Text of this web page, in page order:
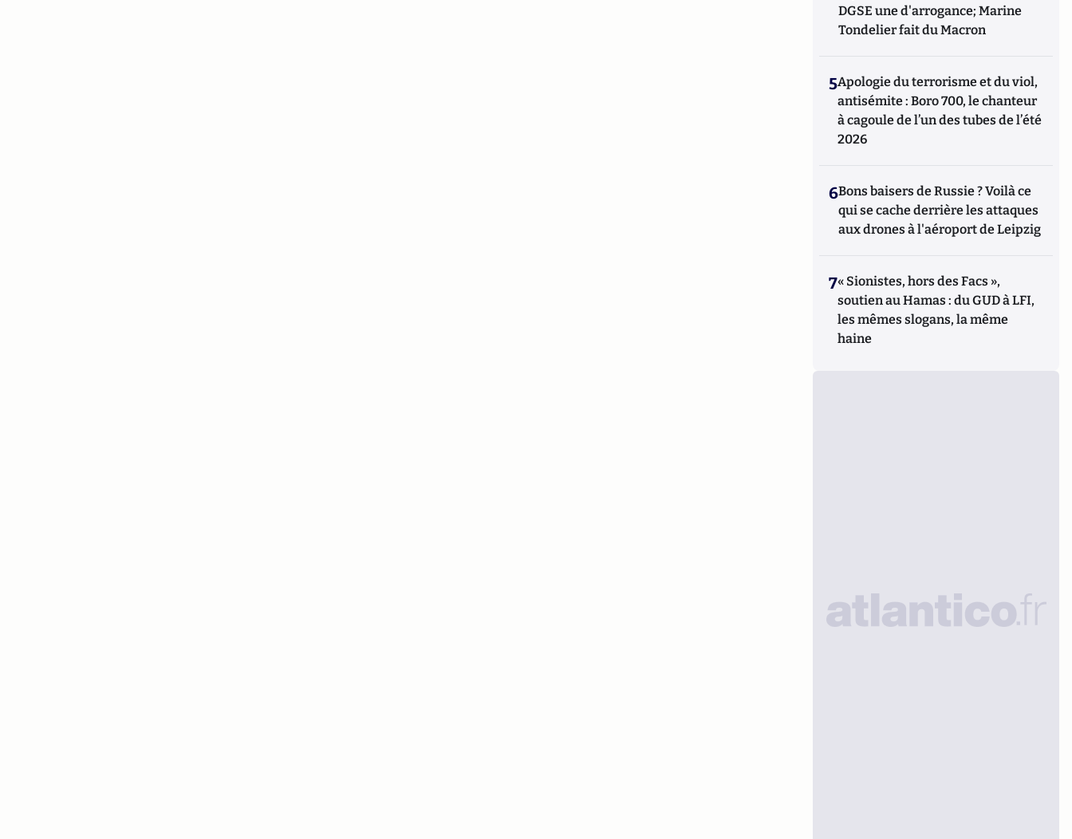
DGSE une d'arrogance; Marine
Tondelier fait du Macron
5Apologie du terrorisme et du viol,
antisémite : Boro 700, le chanteur
à cagoule de l’un des tubes de l’été
2026
6Bons baisers de Russie ? Voilà ce
qui se cache derrière les attaques
aux drones à l'aéroport de Leipzig
7« Sionistes, hors des Facs »,
soutien au Hamas : du GUD à LFI,
les mêmes slogans, la même
haine